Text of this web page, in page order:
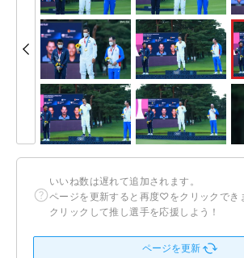
いいね数は遅れて追加されます。
ページを更新すると再度♡をクリックでき
クリックして推し選手を応援しよう！
ページを更新